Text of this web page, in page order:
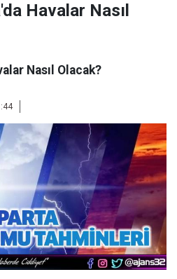
Havalar Nasıl
Nasıl Olacak?